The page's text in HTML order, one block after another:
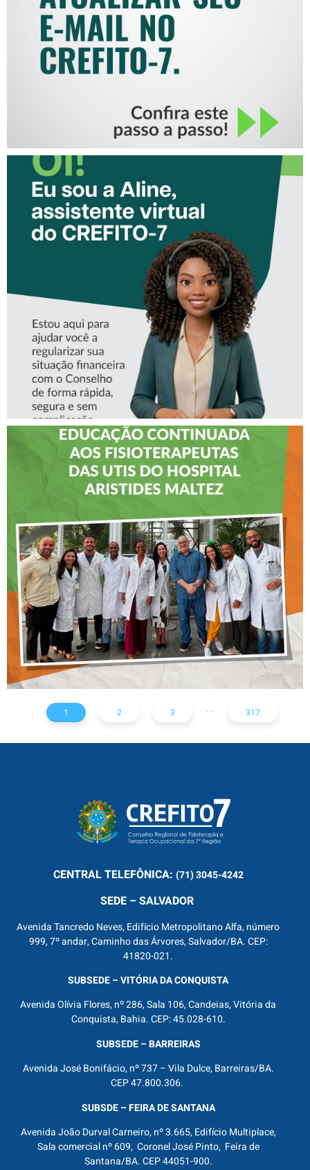
MAIL NO CREFITO-7
CONHEÇA A ‘ALINE’,
ASSISTENTE VIRTUAL DO
CREFITO-7
CREFITO-7 LEVA EDUCAÇÃO
CONTINUADA AOS
FISIOTERAPEUTAS DAS UTIs
DO HOSPITAL ARISTIDES
MALTEZ
1 2 3 ... 317
CENTRALTELEFÔNICA: (71) 3045-4242
SEDE – SALVADOR
Avenida Tancredo Neves, Edifício Metropolitano Alfa, número
999, 7º andar, Caminho das Árvores, Salvador/BA. CEP:
41820-021.
SUBSEDE – VITÓRIA DA CONQUISTA
Avenida Olívia Flores, nº 286, Sala 106, Candeias, Vitória da
Conquista, Bahia. CEP: 45.028-610.
SUBSEDE – BARREIRAS
Avenida José Bonifácio, nº 737 – Vila Dulce, Barreiras/BA.
CEP 47.800.306.
SUBSDE – FEIRA DE SANTANA
Avenida João Durval Carneiro, nº 3.665, Edifício Multiplace,
Sala comercial nº 609, Coronel José Pinto, Feira de
Santana/BA. CEP 44051-900.